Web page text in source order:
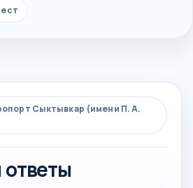
Сыктывкар (имени П. А.